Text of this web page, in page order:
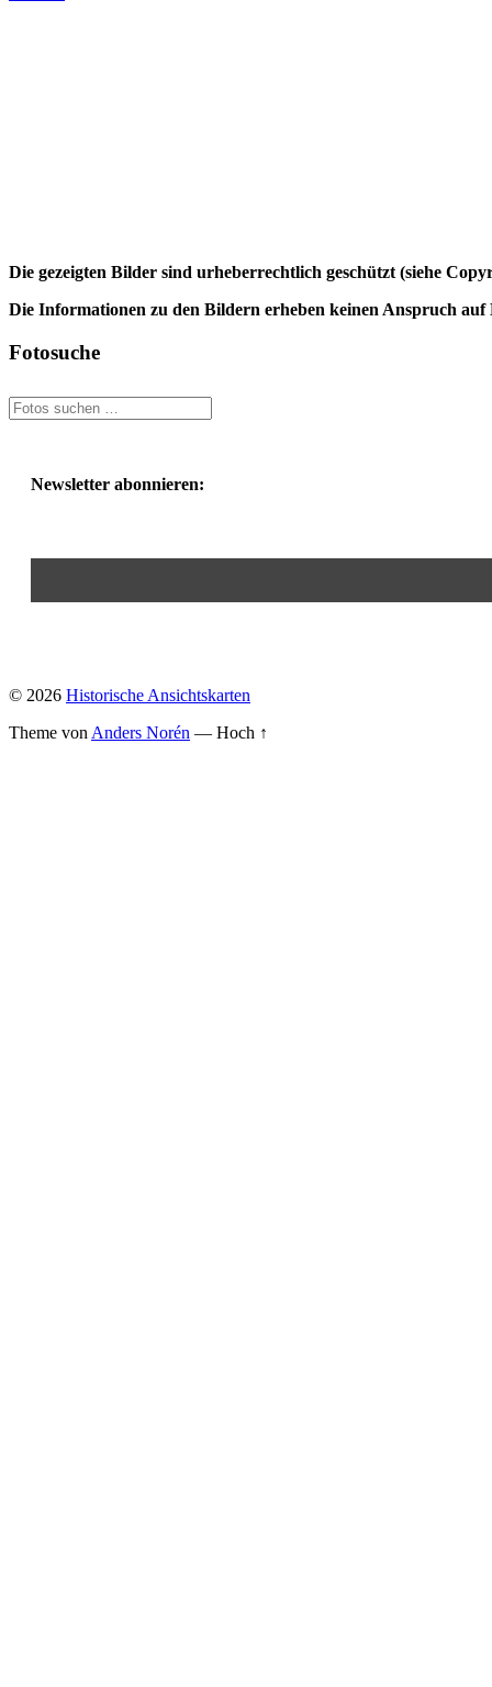
Die gezeigten Bilder sind urheberrechtlich geschützt (siehe
Die Informationen zu den Bildern erheben keinen Anspruch
Fotosuche
Newsletter abonnieren:
© 2026 Historische Ansichtskarten
Theme von Anders Norén — Hoch ↑